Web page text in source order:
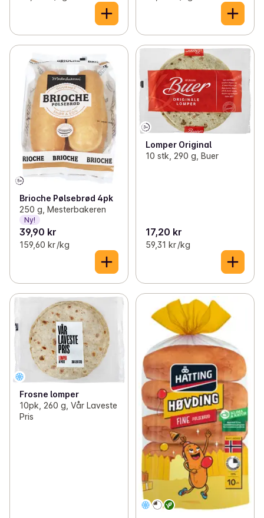
Brioche Pølsebrød 4pk
250 g, Mesterbakeren
Ny!
39,90 kr
159,60 kr /kg
Lomper Original
10 stk, 290 g, Buer
17,20 kr
59,31 kr /kg
Frosne lomper
10pk, 260 g, Vår Laveste
Pris